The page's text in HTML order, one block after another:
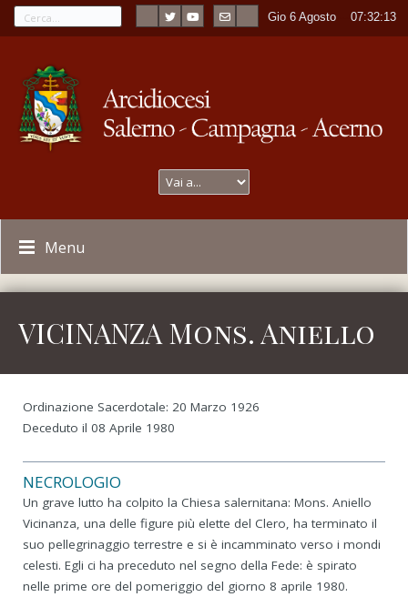
Gio 6 Agosto ----07:32:14
Menu
VICINANZA Mons. Aniello
Ordinazione Sacerdotale: 20 Marzo 1926
Deceduto il 08 Aprile 1980
NECROLOGIO
Un grave lutto ha colpito la Chiesa salernitana: Mons. Aniello
Vicinanza, una delle figure più elette del Clero, ha terminato il
suo pellegrinaggio terrestre e si è incamminato verso i mondi
celesti. Egli ci ha preceduto nel segno della Fede: è spirato
nelle prime ore del pomeriggio del giorno 8 aprile 1980.